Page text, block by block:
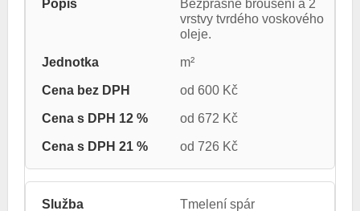
Bezprašné broušení a 2
vrstvy tvrdého voskového
oleje.
m²
od 600 Kč
od 672 Kč
od 726 Kč
Tmelení spár